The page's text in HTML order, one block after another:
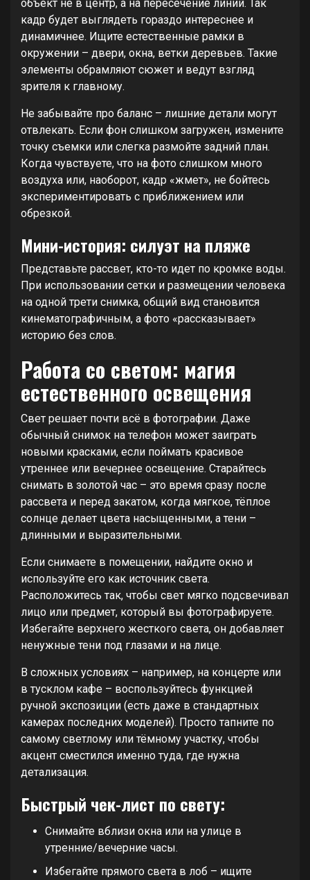
объект не в центр, а на пересечение линий. Так
кадр будет выглядеть гораздо интереснее и
динамичнее. Ищите естественные рамки в
окружении – двери, окна, ветки деревьев. Такие
элементы обрамляют сюжет и ведут взгляд
зрителя к главному.
Не забывайте про баланс – лишние детали могут
отвлекать. Если фон слишком загружен, измените
точку съемки или слегка размойте задний план.
Когда чувствуете, что на фото слишком много
воздуха или, наоборот, кадр «жмет», не бойтесь
экспериментировать с приближением или
обрезкой.
Мини-история: силуэт на пляже
Представьте рассвет, кто-то идет по кромке воды.
При использовании сетки и размещении человека
на одной трети снимка, общий вид становится
кинематографичным, а фото «рассказывает»
историю без слов.
Работа со светом: магия
естественного освещения
Свет решает почти всё в фотографии. Даже
обычный снимок на телефон может заиграть
новыми красками, если поймать красивое
утреннее или вечернее освещение. Старайтесь
снимать в золотой час – это время сразу после
рассвета и перед закатом, когда мягкое, тёплое
солнце делает цвета насыщенными, а тени –
длинными и выразительными.
Если снимаете в помещении, найдите окно и
используйте его как источник света.
Расположитесь так, чтобы свет мягко подсвечивал
лицо или предмет, который вы фотографируете.
Избегайте верхнего жесткого света, он добавляет
ненужные тени под глазами и на лице.
В сложных условиях – например, на концерте или
в тусклом кафе – воспользуйтесь функцией
ручной экспозиции (есть даже в стандартных
камерах последних моделей). Просто тапните по
самому светлому или тёмному участку, чтобы
акцент сместился именно туда, где нужна
детализация.
Быстрый чек-лист по свету:
Снимайте вблизи окна или на улице в
утренние/вечерние часы.
Избегайте прямого света в лоб – ищите